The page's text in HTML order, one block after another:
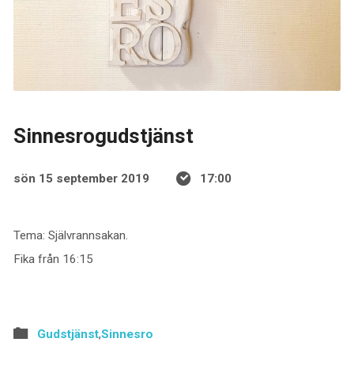
Sinnesrogudstjänst
sön 15 september 2019 17:00
Tema: Självrannsakan.
Fika från 16:15
Gudstjänst,Sinnesro